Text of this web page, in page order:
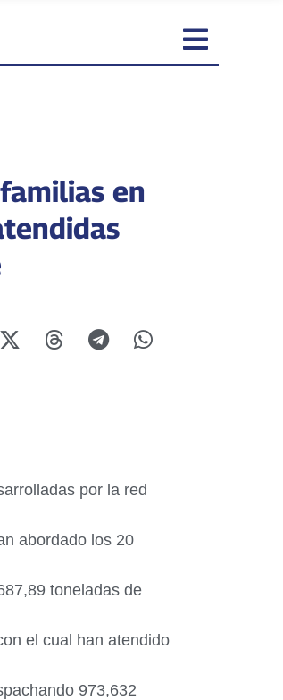
en
por la red
abordado los 20
toneladas de
el cual han atendido
973,632